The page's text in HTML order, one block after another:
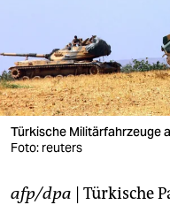
wahrheit
verlag
verlag
veranstaltungen
shop
Türkische Militärfahrzeuge
Foto: reuters
afp/dpa | Türkische